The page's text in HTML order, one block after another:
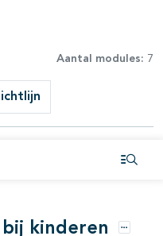
Aantal modules: 7
kinderen